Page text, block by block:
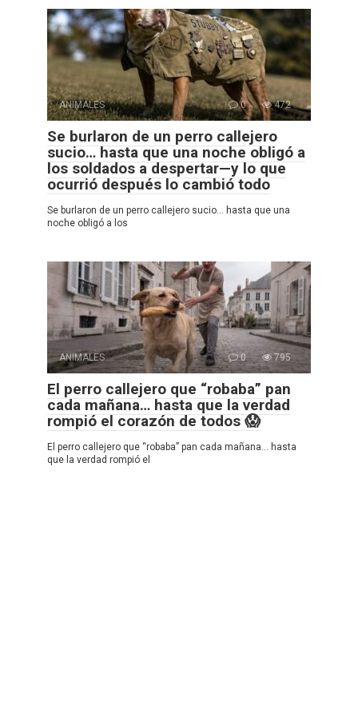
ANIMALES 0 472
Se burlaron de un perro callejero
sucio… hasta que una noche obligó a
los soldados a despertar—y lo que
ocurrió después lo cambió todo
Se burlaron de un perro callejero sucio… hasta que una
noche obligó a los
ANIMALES 0 795
El perro callejero que “robaba” pan
cada mañana… hasta que la verdad
rompió el corazón de todos 😱
El perro callejero que “robaba” pan cada mañana… hasta
que la verdad rompió el